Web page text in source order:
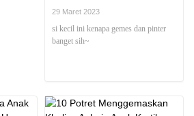
Berpuasa di Usia 3 Tahun
29 Maret 2023
si kecil ini kenapa gemes dan pinter
banget sih~